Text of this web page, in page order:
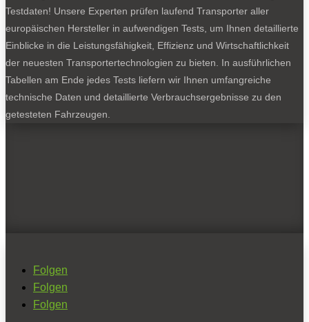
Testdaten! Unsere Experten prüfen laufend Transporter aller
europäischen Hersteller in aufwendigen Tests, um Ihnen detaillierte
Einblicke in die Leistungsfähigkeit, Effizienz und Wirtschaftlichkeit
der neuesten Transportertechnologien zu bieten. In ausführlichen
Tabellen am Ende jedes Tests liefern wir Ihnen umfangreiche
technische Daten und detaillierte Verbrauchsergebnisse zu den
getesteten Fahrzeugen.
Folgen
Folgen
Folgen